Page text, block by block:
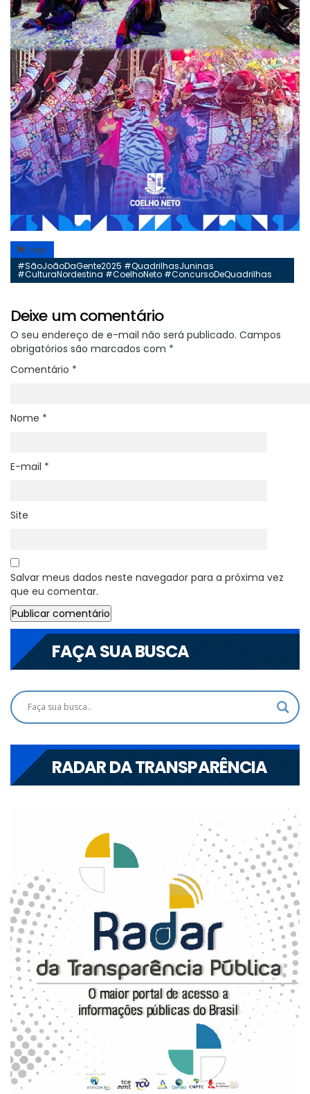
Tags
#SãoJoãoDaGente2025 #QuadrilhasJuninas
#CulturaNordestina #CoelhoNeto #ConcursoDeQuadrilhas
Deixe um comentário
O seu endereço de e-mail não será publicado. Campos
obrigatórios são marcados com *
Comentário *
Nome *
E-mail *
Site
Salvar meus dados neste navegador para a próxima vez
que eu comentar.
FAÇA SUA BUSCA
RADAR DA TRANSPARÊNCIA